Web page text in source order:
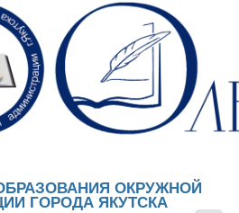
ОКРУЖНОЙ
ГОРОДА ЯКУТСКА